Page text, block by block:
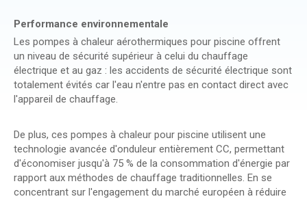
Performance environnementale
Les pompes à chaleur aérothermiques pour piscine offrent
un niveau de sécurité supérieur à celui du chauffage
électrique et au gaz : les accidents de sécurité électrique sont
totalement évités car l'eau n'entre pas en contact direct avec
l'appareil de chauffage.
De plus, ces pompes à chaleur pour piscine utilisent une
technologie avancée d'onduleur entièrement CC, permettant
d'économiser jusqu'à 75 % de la consommation d'énergie par
rapport aux méthodes de chauffage traditionnelles. En se
concentrant sur l'engagement du marché européen à réduire